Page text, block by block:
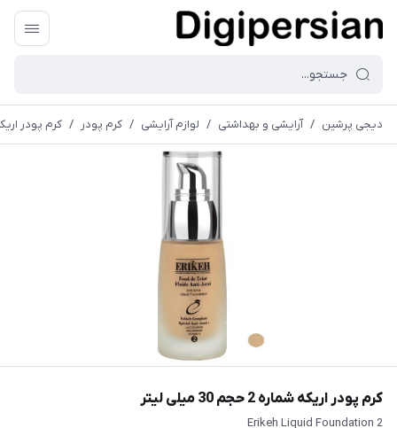
دیجی پرشین / آرایشی و بهداشتی / لوازم آرایشی / کرم پودر / کرم پودر اریکه شماره 2
کرم پودر اریکه شماره 2 حجم 30 میلی لیتر
Erikeh Liquid Foundation 2